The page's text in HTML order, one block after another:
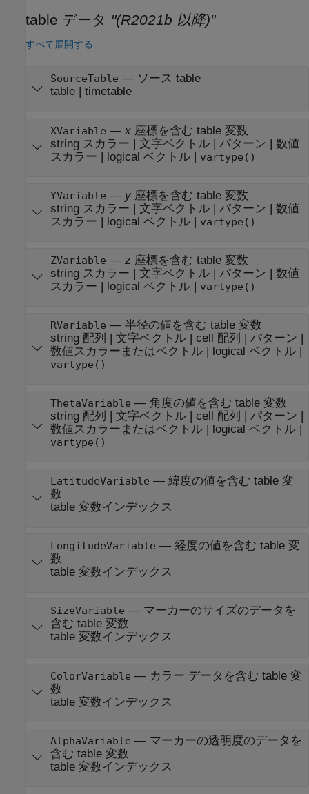
table データ "(R2021b 以降)"
すべて展開する
SourceTable — ソース table
table| timetable
XVariable — x座標を含む table 変数
string スカラー | 文字ベクトル| パターン | 数値
スカラー | logical ベクトル| vartype()
YVariable — y座標を含む table 変数
string スカラー | 文字ベクトル| パターン | 数値
スカラー | logical ベクトル| vartype()
ZVariable — z 座標を含む table 変数
string スカラー | 文字ベクトル| パターン | 数値
スカラー | logical ベクトル| vartype()
RVariable — 半径の値を含む table 変数
string 配列 | 文字ベクトル| cell 配列 | パターン |
数値スカラーまたはベクトル| logical ベクトル|
vartype()
ThetaVariable — 角度の値を含む table 変数
string 配列 | 文字ベクトル| cell 配列 | パターン |
数値スカラーまたはベクトル| logical ベクトル|
vartype()
LatitudeVariable — 緯度の値を含む table 変
数
table 変数インデックス
LongitudeVariable — 経度の値を含む table 変
数
table 変数インデックス
SizeVariable — マーカーのサイズのデータを
含む table 変数
table 変数インデックス
ColorVariable — カラー データを含む table 変
数
table 変数インデックス
AlphaVariable — マーカーの透明度のデータを
含む table 変数
table 変数インデックス